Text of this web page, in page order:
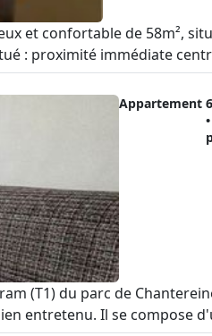
et confortable de 58m²,
: proximité immédiate
Appartement
(T1) du parc de
entretenu. Il se compose